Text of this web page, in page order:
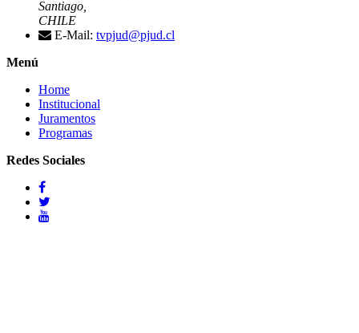
Santiago,
CHILE
E-Mail: tvpjud@pjud.cl
Menú
Home
Institucional
Juramentos
Programas
Redes Sociales